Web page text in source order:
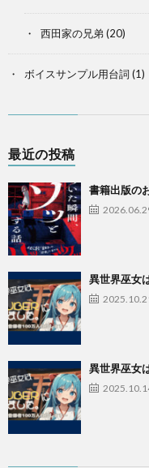
西田家の兄弟(20)
ボイスサンプル用台詞 (1)
最近の投稿
書籍出版の
異世界巫女
異世界巫女